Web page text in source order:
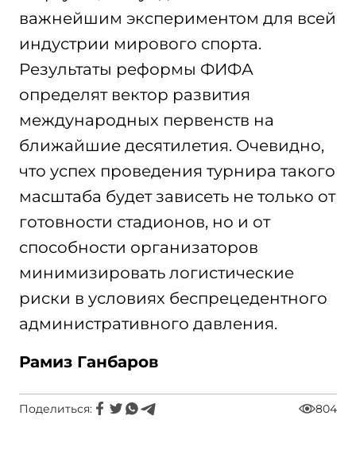
важнейшим экспериментом для всей
индустрии мирового спорта.
Результаты реформы ФИФА
определят вектор развития
международных первенств на
ближайшие десятилетия. Очевидно,
что успех проведения турнира такого
масштаба будет зависеть не только от
готовности стадионов, но и от
способности организаторов
минимизировать логистические
риски в условиях беспрецедентного
административного давления.
Рамиз Ганбаров
Поделиться: 804